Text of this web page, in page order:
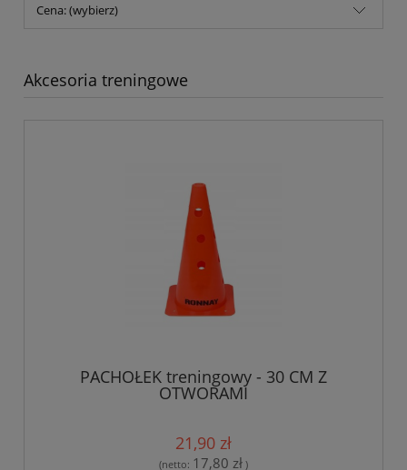
Cena: (wybierz)
Akcesoria treningowe
PACHOŁEK treningowy - 30 CM Z
OTWORAMI
21,90 zł
(netto: 17,80 zł )